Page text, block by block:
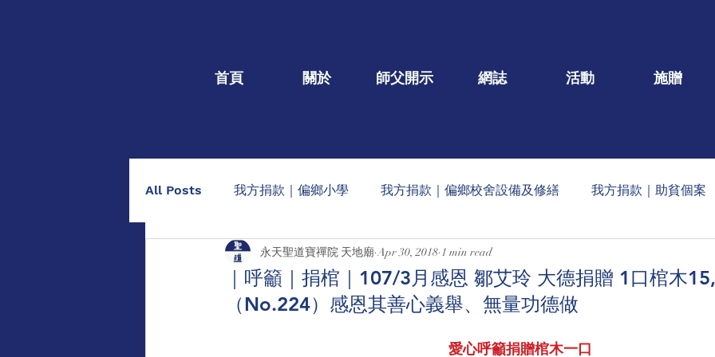
首頁 關於 師父開示 網誌 活動 施贈
All Posts 我方捐款｜偏鄉小學 我方捐款｜偏鄉校舍設備及修繕 我方捐款｜助貧個案
我方捐款｜個人個案 捐棺一口/大德名單公告 每月定期收到的捐款公告
助印佛經手抄本 點燈/供養蠟燭 玄人勉語 法會/活動/壇院盛事
｜呼籲｜捐棺｜107/3月感恩 鄒艾玲 大德捐贈 1口棺木
（No.224）感恩其善心義舉、無量功德做
永天聖道寶禪院 天地廟 Apr 30, 2018 1 min read
愛心呼籲捐贈棺木一口